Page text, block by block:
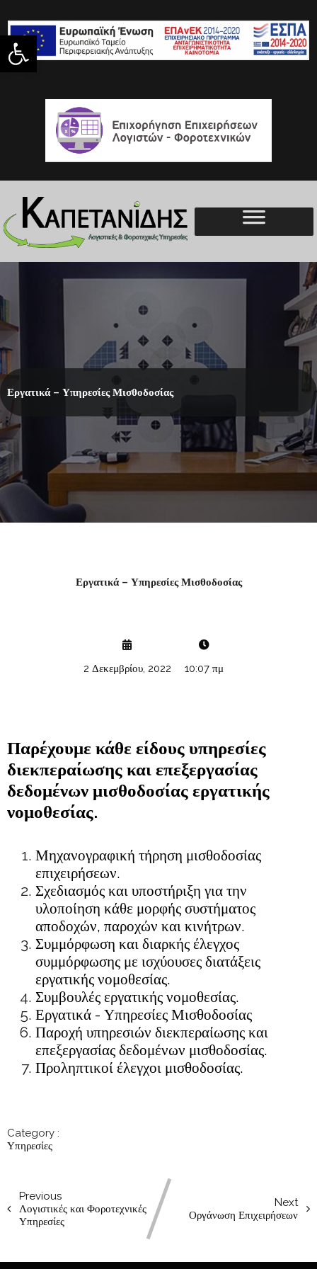
Ανοίξτε τη γραμμή εργαλείων
Εργατικά – Υπηρεσίες Μισθοδοσίας
Εργατικά – Υπηρεσίες Μισθοδοσίας
2 Δεκεμβρίου, 2022 10:07 πμ
Παρέχουμε κάθε είδους υπηρεσίες
διεκπεραίωσης και επεξεργασίας
δεδομένων μισθοδοσίας εργατικής
νομοθεσίας.
Μηχανογραφική τήρηση μισθοδοσίας
επιχειρήσεων.
Σχεδιασμός και υποστήριξη για την
υλοποίηση κάθε μορφής συστήματος
αποδοχών, παροχών και κινήτρων.
Συμμόρφωση και διαρκής έλεγχος
συμμόρφωσης με ισχύουσες διατάξεις
εργατικής νομοθεσίας.
Συμβουλές εργατικής νομοθεσίας.
Εργατικά - Υπηρεσίες Μισθοδοσίας
Παροχή υπηρεσιών διεκπεραίωσης και
επεξεργασίας δεδομένων μισθοδοσίας.
Προληπτικοί έλεγχοι μισθοδοσίας.
Category :
Υπηρεσίες
Previous
Λογιστικές και Φοροτεχνικές
Υπηρεσίες
Next
Οργάνωση Επιχειρήσεων